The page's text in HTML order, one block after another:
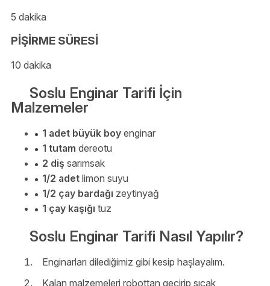
5 dakika
PİŞİRME SÜRESİ
10 dakika
Soslu Enginar Tarifi İçin
Malzemeler
1 adet büyük boy enginar
1 tutam dereotu
2 diş sarımsak
1/2 adet limon suyu
1/2 çay bardağı zeytinyağ
1 çay kaşığı tuz
Soslu Enginar Tarifi Nasıl Yapılır?
Enginarları dilediğimiz gibi kesip haşlayalım.
Kalan malzemeleri robottan geçirip sıcak